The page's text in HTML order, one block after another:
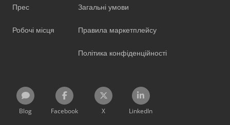
Прес
Робочі місця
Загальні умови
Правила маркетплейсу
Політика конфіденційності
Blog Facebook X LinkedIn